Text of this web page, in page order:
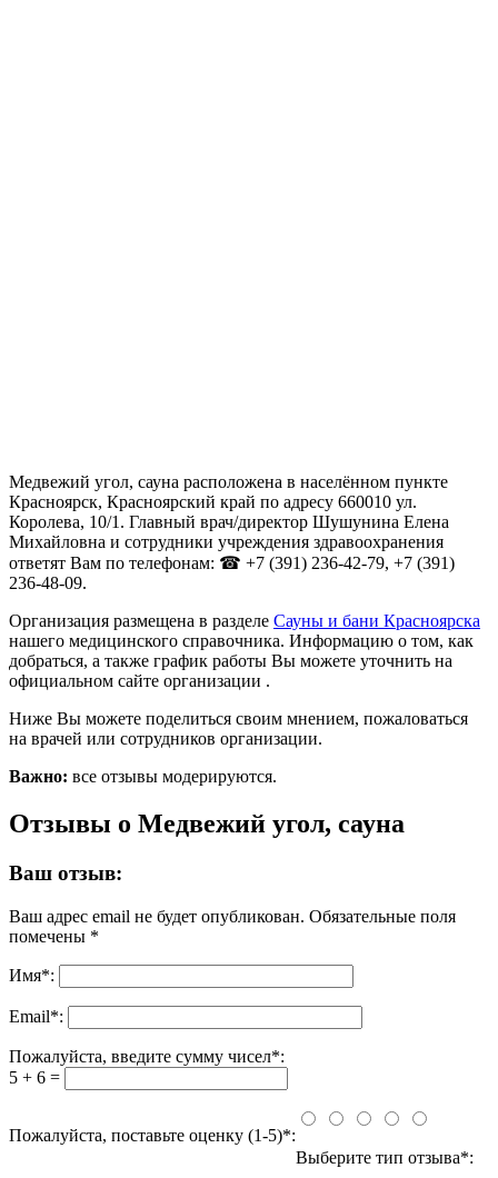
Медвежий угол, сауна расположена в населённом пункте
Красноярск, Красноярский край по адресу 660010 ул.
Королева, 10/1. Главный врач/директор Шушунина Елена
Михайловна и сотрудники учреждения здравоохранения
ответят Вам по телефонам: ☎ +7 (391) 236-42-79, +7 (391)
236-48-09.
Организация размещена в разделе Сауны и бани Красноярска
нашего медицинского справочника. Информацию о том, как
добраться, а также график работы Вы можете уточнить на
официальном сайте организации .
Ниже Вы можете поделиться своим мнением, пожаловаться
на врачей или сотрудников организации.
Важно: все отзывы модерируются.
Отзывы о Медвежий угол, сауна
Ваш отзыв:
Ваш адрес email не будет опубликован. Обязательные поля
помечены *
Имя*:
Email*:
Пожалуйста, введите сумму чисел*:
5 + 6 =
Пожалуйста, поставьте оценку (1-5)*:
Выберите тип отзыва*: